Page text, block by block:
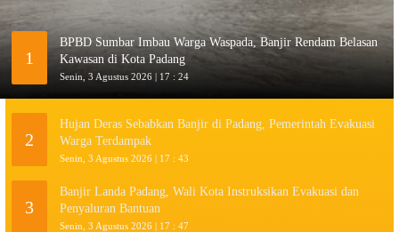
1
BPBD Sumbar Imbau Warga Waspada, Banjir Rendam Belasan
Kawasan di Kota Padang
Senin, 3 Agustus 2026 | 17 : 24
2
Hujan Deras Sebabkan Banjir di Padang, Pemerintah Evakuasi
Warga Terdampak
Senin, 3 Agustus 2026 | 17 : 43
3
Banjir Landa Padang, Wali Kota Instruksikan Evakuasi dan
Penyaluran Bantuan
Senin, 3 Agustus 2026 | 17 : 47